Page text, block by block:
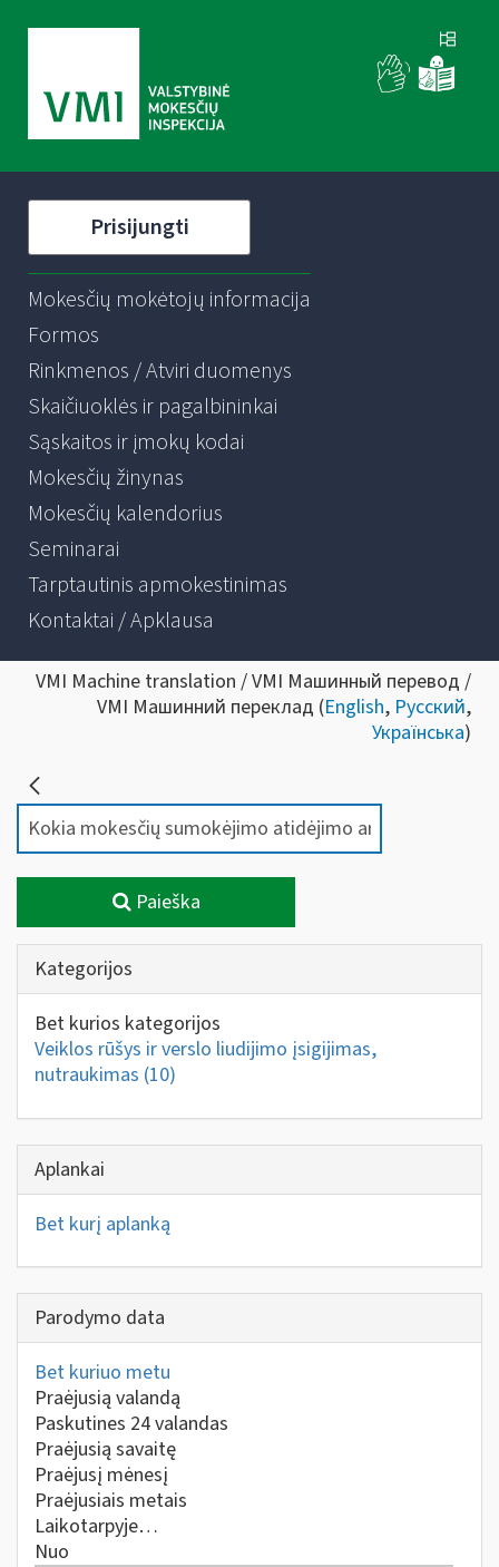
Prisijungti
Mokesčių mokėtojų informacija
Formos
Rinkmenos / Atviri duomenys
Skaičiuoklės ir pagalbininkai
Sąskaitos ir įmokų kodai
Mokesčių žinynas
Mokesčių kalendorius
Seminarai
Tarptautinis apmokestinimas
Kontaktai / Apklausa
VMI Machine translation / VMI Машинный перевод /
VMI Машинний переклад (English, Русский,
Українська)
Paieška
Kategorijos
Bet kurios kategorijos
Veiklos rūšys ir verslo liudijimo įsigijimas,
nutraukimas (10)
Aplankai
Bet kurį aplanką
Parodymo data
Bet kuriuo metu
Praėjusią valandą
Paskutines 24 valandas
Praėjusią savaitę
Praėjusį mėnesį
Praėjusiais metais
Laikotarpyje…
Nuo